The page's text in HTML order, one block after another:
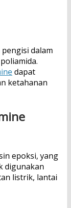
dalam
dapat
ketahanan
epoksi, yang
digunakan
listrik, lantai